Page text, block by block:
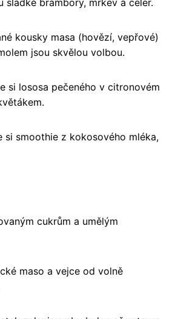
sladké brambory, mrkev a celer.
kousky masa (hovězí, vepřové)
jsou skvělou volbou.
si lososa pečeného v citronovém
si smoothie z kokosového mléka,
cukrům a umělým
maso a vejce od volně